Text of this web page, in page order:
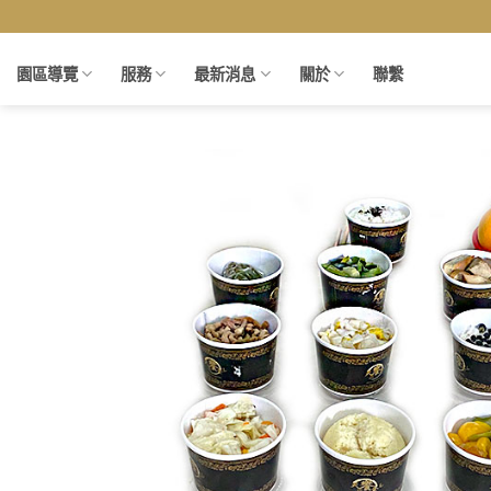
to
content
園區導覽 服務 最新消息 關於 聯繫